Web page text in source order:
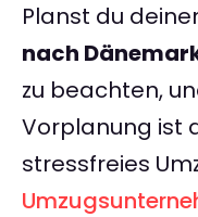
Planst du
nach
zu beachten,
Vorplanung ist
stressfreies